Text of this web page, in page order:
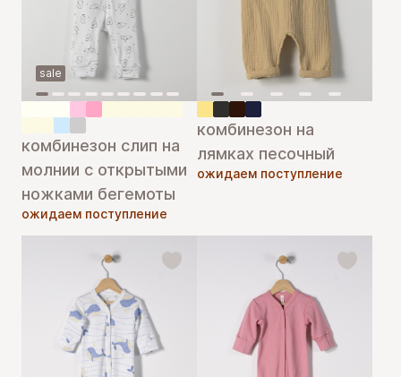
sale
комбинезон слип на
молнии с открытыми
ножками бегемоты
ожидаем поступление
комбинезон на
лямках песочный
ожидаем поступление